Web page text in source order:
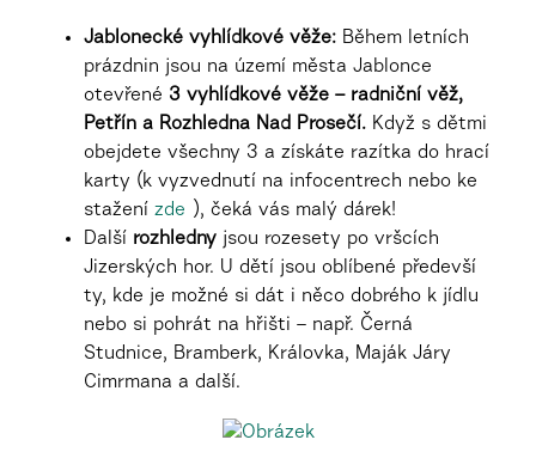
Jablonecké vyhlídkové věže: Během letních
prázdnin jsou na území města Jablonce
otevřené 3 vyhlídkové věže – radniční věž,
Petřín a Rozhledna Nad Prosečí. Když s dětmi
obejdete všechny 3 a získáte razítka do hrací
karty (k vyzvednutí na infocentrech nebo ke
stažení zde ), čeká vás malý dárek!
Další rozhledny jsou rozesety po vršcích
Jizerských hor. U dětí jsou oblíbené předevší
ty, kde je možné si dát i něco dobrého k jídlu
nebo si pohrát na hřišti – např. Černá
Studnice, Bramberk, Královka, Maják Járy
Cimrmana a další.